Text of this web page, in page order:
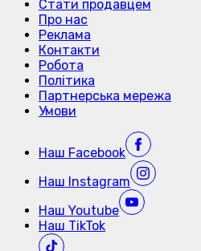
Стати продавцем
Про нас
Реклама
Контакти
Робота
Політика
Партнерська мережа
Умови
Наш Facebook
Наш Instagram
Наш Youtube
Наш TikTok